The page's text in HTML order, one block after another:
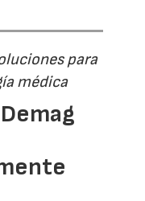
para
médica